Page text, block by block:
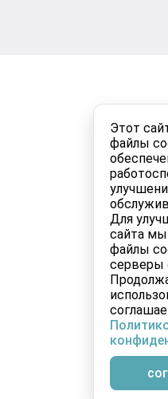
Этот
файлы
Для
сайта
файлы
серверы